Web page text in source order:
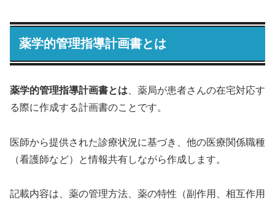
薬学的管理指導計画書とは
薬学的管理指導計画書とは 、薬局が患者さんの在宅対応す
る際に作成する計画書のことです。
医師から提供された診療状況に基づき、他の医療関係職種
（看護師など）と情報共有しながら作成します。
記載内容は、薬の管理方法、薬の特性（副作用、相互作用